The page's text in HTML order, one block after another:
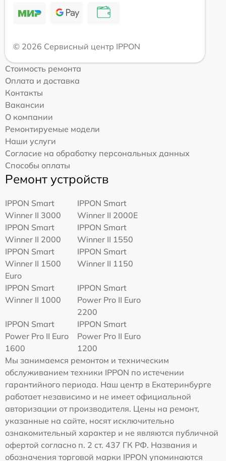
© 2026 Сервисный центр IPPON
Стоимость ремонта
Оплата и доставка
Контакты
Вакансии
О компании
Ремонтируемые модели
Наши услуги
Согласие на обработку персональных данных
Способы оплаты
Ремонт устройств
IPPON Smart
Winner II 3000
IPPON Smart
Winner II 2000E
IPPON Smart
Winner II 2000
IPPON Smart
Winner II 1550
IPPON Smart
Winner II 1500
Euro
IPPON Smart
Winner II 1150
IPPON Smart
Winner II 1000
IPPON Smart
Power Pro II Euro
2200
IPPON Smart
Power Pro II Euro
1600
IPPON Smart
Power Pro II Euro
1200
Мы занимаемся ремонтом и техническим
обслуживанием техники IPPON по истечении
гарантийного периода. Наш центр в Екатеринбурге
работает независимо и не имеет официальной
авторизации от производителя. Цены на ремонт,
указанные на сайте, носят исключительно
ознакомительный характер и не являются публичной
офертой согласно п. 2 ст. 437 ГК РФ. Названия и
обозначения торговой марки IPPON упоминаются